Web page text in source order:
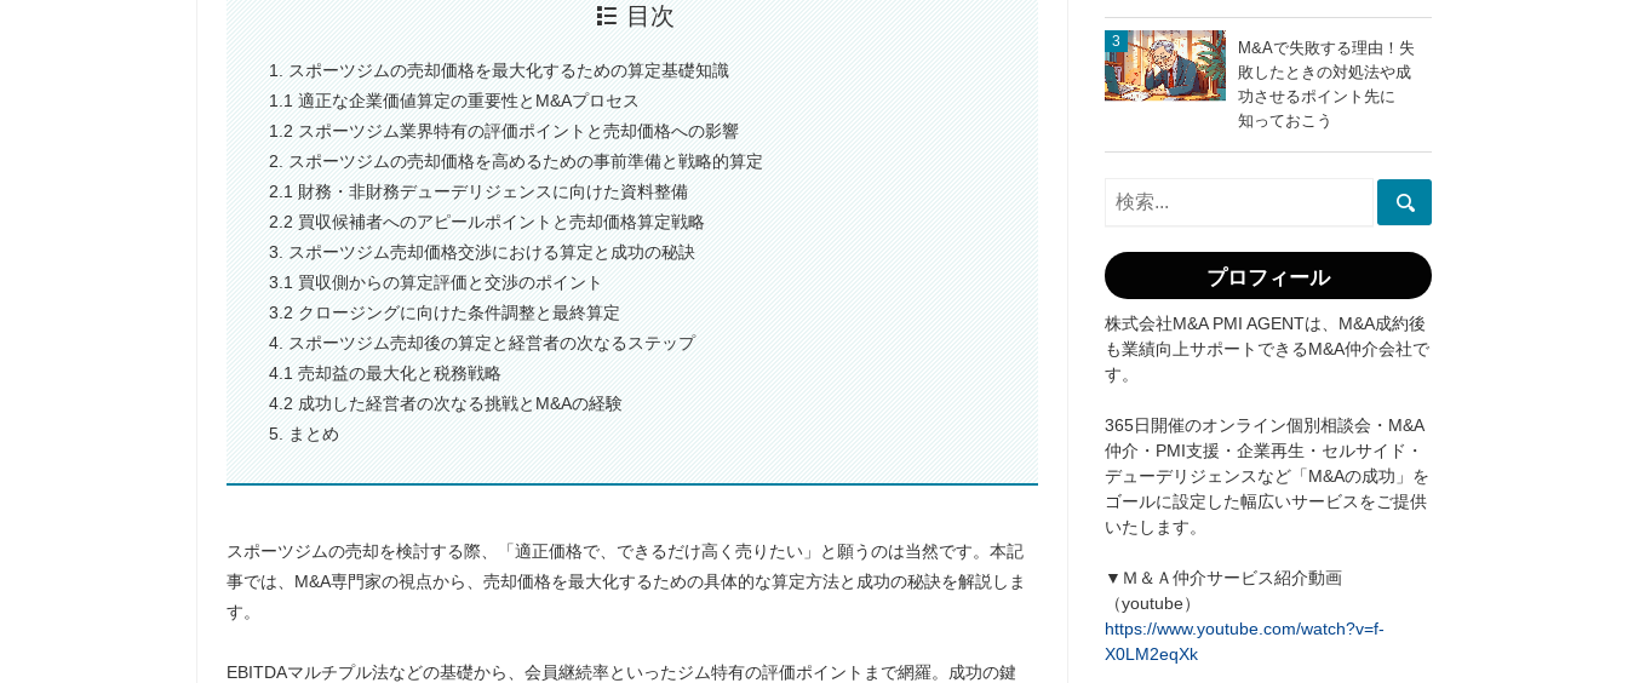
目次
1. スポーツジムの売却価格を最大化するための算定基礎知識
1.1 適正な企業価値算定の重要性とM&Aプロセス
1.2 スポーツジム業界特有の評価ポイントと売却価格への影響
2. スポーツジムの売却価格を高めるための事前準備と戦略的算定
2.1 財務・非財務デューデリジェンスに向けた資料整備
2.2 買収候補者へのアピールポイントと売却価格算定戦略
3. スポーツジム売却価格交渉における算定と成功の秘訣
3.1 買収側からの算定評価と交渉のポイント
3.2 クロージングに向けた条件調整と最終算定
4. スポーツジム売却後の算定と経営者の次なるステップ
4.1 売却益の最大化と税務戦略
4.2 成功した経営者の次なる挑戦とM&Aの経験
5. まとめ
スポーツジムの売却を検討する際、「適正価格で、できるだけ高く売りたい」と願うのは当然です。本記
事では、M&A専門家の視点から、売却価格を最大化するための具体的な算定方法と成功の秘訣を解説しま
す。
EBITDAマルチプル法などの基礎から、会員継続率といったジム特有の評価ポイントまで網羅。成功の鍵
M&Aで失敗する理由！失
敗したときの対処法や成
功させるポイント先に
知っておこう
プロフィール
株式会社M&A PMI AGENTは、M&A成約後
も業績向上サポートできるM&A仲介会社で
す。
365日開催のオンライン個別相談会・M&A
仲介・PMI支援・企業再生・セルサイド・
デューデリジェンスなど「M&Aの成功」を
ゴールに設定した幅広いサービスをご提供
いたします。
▼Ｍ＆Ａ仲介サービス紹介動画
（youtube）
https://www.youtube.com/watch?v=f-
X0LM2eqXk